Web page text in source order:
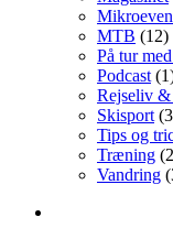
MTB (12)
På tur
Podcast
Rejseliv
Skisport
Tips og
Træning
Vandring